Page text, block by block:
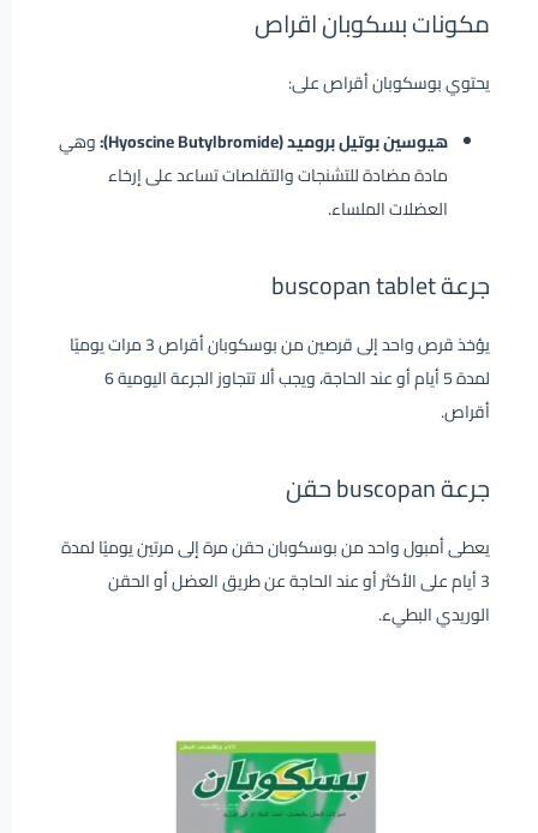
مكونات بسكوبان اقراص
يحتوي بوسكوبان أقراص على:
هيوسين بوتيل بروميد (Hyoscine Butylbromide):
وهي
مادة مضادة للتشنجات والتقلصات تساعد على إرخاء
العضلات الملساء.
جرعة buscopan tablet
يؤخذ قرص واحد إلى قرصين من بوسكوبان أقراص 3 مرات يوميًا
لمدة 5 أيام أو عند الحاجة، ويجب ألا تتجاوز الجرعة اليومية 6
أقراص.
جرعة buscopan حقن
يعطى أمبول واحد من بوسكوبان حقن مرة إلى مرتين يوميًا لمدة
3 أيام على الأكثر أو عند الحاجة عن طريق العضل أو الحقن
الوريدي البطيء.